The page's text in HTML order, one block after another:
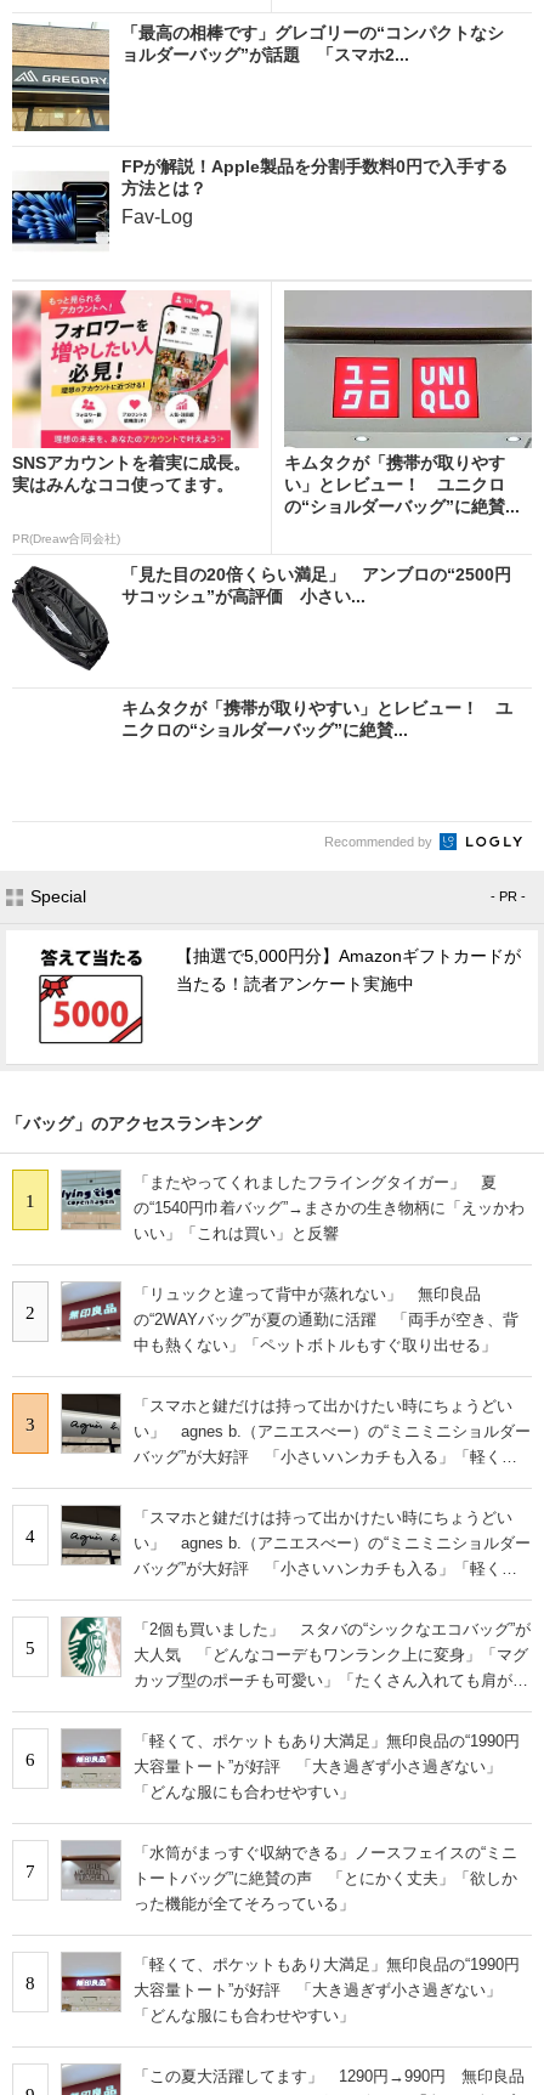
「最高の相棒です」グレゴリーの“コンパクトなシ
ョルダーバッグ”が話題 「スマホ2...
FPが解説！Apple製品を分割手数料0円で入手する
方法とは？
Fav-Log
SNSアカウントを着実に成長。
実はみんなココ使ってます。
PR(Dreaw合同会社)
キムタクが「携帯が取りやす
い」とレビュー！ ユニクロ
の“ショルダーバッグ”に絶賛...
「見た目の20倍くらい満足」 アンブロの“2500円
サコッシュ”が高評価 小さい...
キムタクが「携帯が取りやすい」とレビュー！ ユ
ニクロの“ショルダーバッグ”に絶賛...
Recommended by
Special - PR -
【抽選で5,000円分】Amazonギフトカードが
当たる！読者アンケート実施中
「バッグ」のアクセスランキング
1
「またやってくれましたフライングタイガー」 夏
の“1540円巾着バッグ”→まさかの生き物柄に「えッかわ
いい」「これは買い」と反響
2
「リュックと違って背中が蒸れない」 無印良品
の“2WAYバッグ”が夏の通勤に活躍 「両手が空き、背
中も熱くない」「ペットボトルもすぐ取り出せる」
3
「スマホと鍵だけは持って出かけたい時にちょうどい
い」 agnes b.（アニエスべー）の“ミニミニショルダー
バッグ”が大好評 「小さいハンカチも入る」「軽くて
4
「スマホと鍵だけは持って出かけたい時にちょうどい
い」 agnes b.（アニエスべー）の“ミニミニショルダー
バッグ”が大好評 「小さいハンカチも入る」「軽くて
5
「2個も買いました」 スタバの“シックなエコバッグ”が
大人気 「どんなコーデもワンランク上に変身」「マグ
カップ型のポーチも可愛い」「たくさん入れても肩が痛
6
「軽くて、ポケットもあり大満足」無印良品の“1990円
大容量トート”が好評 「大き過ぎず小さ過ぎない」
「どんな服にも合わせやすい」
7
「水筒がまっすぐ収納できる」ノースフェイスの“ミニ
トートバッグ”に絶賛の声 「とにかく丈夫」「欲しか
った機能が全てそろっている」
8
「軽くて、ポケットもあり大満足」無印良品の“1990円
大容量トート”が好評 「大き過ぎず小さ過ぎない」
「どんな服にも合わせやすい」
「この夏大活躍してます」 1290円→990円 無印良品